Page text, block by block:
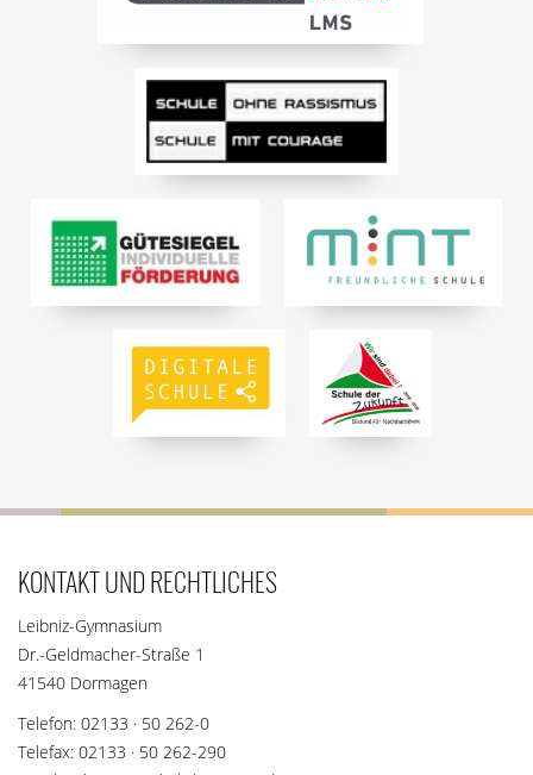
KONTAKT UND RECHTLICHES
Leibniz-Gymnasium
Dr.-Geldmacher-Straße 1
41540 Dormagen
Telefon: 02133 · 50 262-0
Telefax: 02133 · 50 262-290